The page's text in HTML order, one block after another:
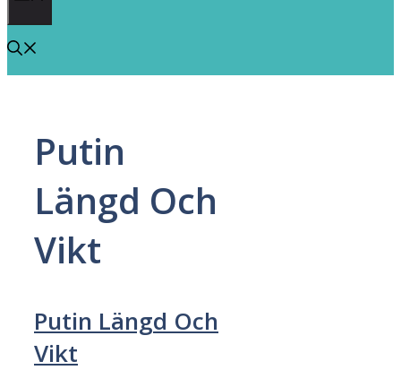
Putin
Längd Och
Vikt
Putin Längd Och
Vikt